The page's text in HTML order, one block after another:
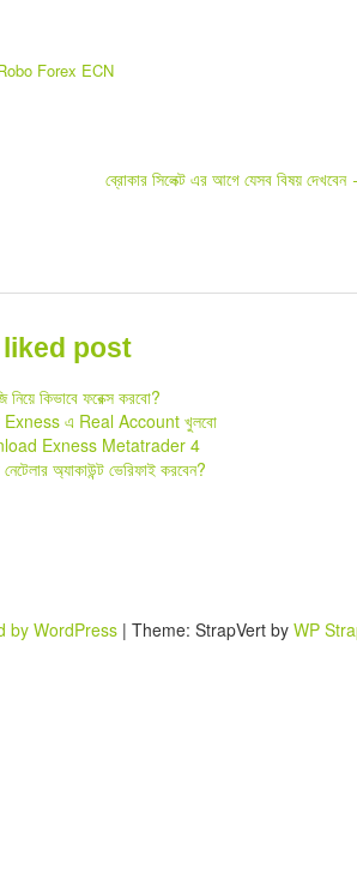
Forex ECN
ব্রোকার সিলেক্ট এর আগে যেসব বিষয় দেখবেন
post
নিয়ে কিভাবে ফরেক্স করবো?
Exness এ Real Account খুলবো
Exness Metatrader 4
নেটেলার অ্যাকাউন্ট ভেরিফাই করবেন?
by WordPress | Theme: StrapVert by WP